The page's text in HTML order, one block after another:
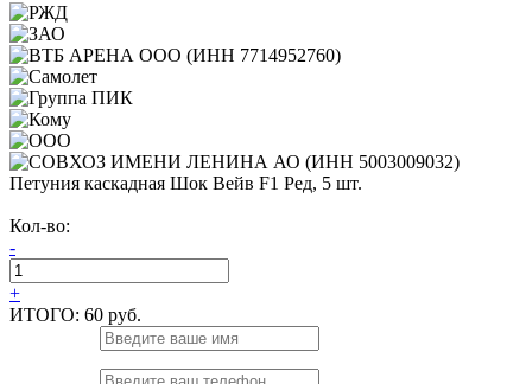
Петуния каскадная Шок Вейв F1 Ред, 5 шт.
Кол-во:
-
+
ИТОГО: 60 руб.